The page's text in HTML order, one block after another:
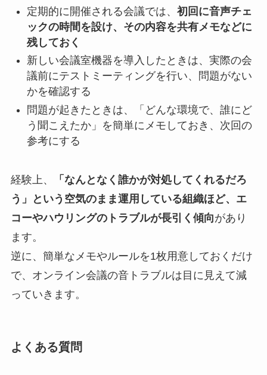
定期的に開催される会議では、 初回に音声チェ
ックの時間を設け、その内容を共有メモなどに
残しておく
新しい会議室機器を導入したときは、実際の会
議前にテストミーティングを行い、問題がない
かを確認する
問題が起きたときは、「どんな環境で、誰にど
う聞こえたか」を簡単にメモしておき、次回の
参考にする
経験上、
「なんとなく誰かが対処してくれるだろ
う」という空気のまま運用している組織ほど、エ
コーやハウリングのトラブルが長引く傾向があり
ます。
逆に、簡単なメモやルールを1枚用意しておくだけ
で、オンライン会議の音トラブルは目に見えて減
っていきます。
よくある質問